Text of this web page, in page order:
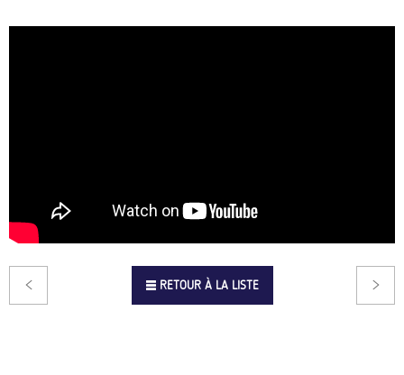
RETOUR À LA LISTE